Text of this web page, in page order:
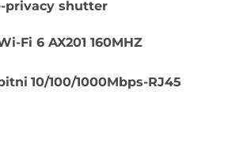
privacy shutter
Fi 6 AX201 160MHZ
10/100/1000Mbps-RJ45